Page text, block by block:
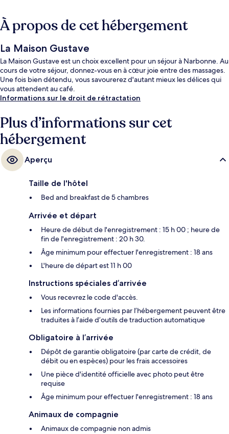
À propos de cet hébergement
La Maison Gustave
La Maison Gustave est un choix excellent pour un séjour à Narbonne. Au
cours de votre séjour, donnez-vous en à cœur joie entre des massages.
Une fois bien détendu, vous savourerez d'autant mieux les délices qui
vous attendent au café.
Informations sur le droit de rétractation
Plus d’informations sur cet
hébergement
Aperçu
Taille de l'hôtel
Bed and breakfast de 5 chambres
Arrivée et départ
Heure de début de l'enregistrement : 15 h 00 ; heure de
fin de l'enregistrement : 20 h 30.
Âge minimum pour effectuer l'enregistrement : 18 ans
L'heure de départ est 11 h 00
Instructions spéciales d’arrivée
Vous recevrez le code d'accès.
Les informations fournies par l’hébergement peuvent être
traduites à l’aide d’outils de traduction automatique
Obligatoire à l’arrivée
Dépôt de garantie obligatoire (par carte de crédit, de
débit ou en espèces) pour les frais accessoires
Une pièce d'identité officielle avec photo peut être
requise
Âge minimum pour effectuer l'enregistrement : 18 ans
Animaux de compagnie
Animaux de compagnie non admis